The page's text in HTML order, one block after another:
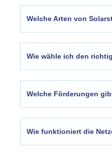
Welche Arten von
Wie wähle ich den
Welche Förderungen
Wie funktioniert die